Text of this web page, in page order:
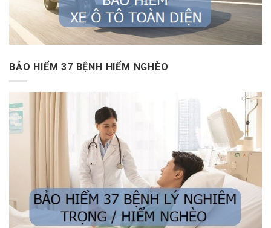
BẢO HIỂM 37 BỆNH HIỂM NGHÈO